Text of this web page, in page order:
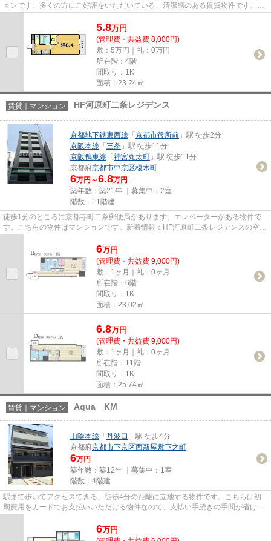
ョンです。多くの方にご好評をいただいている、清潔感のある賃貸物件です。
5.8万円
(管理費・共益費 8,000円)
敷：5万円｜礼：0万円
所在階：4階
間取り：1K
面積：23.24㎡
賃貸｜マンション HF河原町二条レジデンス
京都地下鉄東西線 「 京都市役所前 」駅 徒歩2分
京阪本線 「 三条 」駅 徒歩11分
京阪鴨東線 「 神宮丸太町 」駅 徒歩11分
京都府京都市中京区榎木町
6万円～6.8万円
築年数：築21年 ｜募集中： 2室
階数：11階建
徒歩1分のところに京都寺町二条郵便局があります。エレベーターがある物件で
す。こちらの物件はマンションです。新着情報：HF河原町二条レジデンスの空室
6万円
(管理費・共益費 9,000円)
敷：1ヶ月｜礼：0ヶ月
所在階：6階
間取り：1K
面積：23.02㎡
6.8万円
(管理費・共益費 9,000円)
敷：1ヶ月｜礼：0ヶ月
所在階：11階
間取り：1K
面積：25.74㎡
賃貸｜マンション Aqua KM
山陰本線 「 丹波口 」駅 徒歩4分
京都府京都市下京区西新屋敷下之町
6万円
築年数：築12年 ｜募集中： 1室
階数：4階建
駅まで歩いてアクセスできる、徒歩4分の距離に立地する物件です。こちらは初
期費用をカードでお支払いいただける物件なので、支払い手続きの手間が省けま
6万円